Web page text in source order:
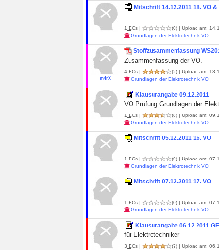
Mitschrift 14.12.2011 18. VO &
1 ECs | (0) | Upload am:
Grundlagen der Elektrotechnik VO
m4rX
Stoffzusammenfassung
Zusammenfassung der VO.
4 ECs | (2) | Upload am:
Grundlagen der Elektrotechnik VO
Klausurangabe 09.12.2011
VO Prüfung Grundlagen der
1 ECs | (8) | Upload am:
Grundlagen der Elektrotechnik VO
Mitschrift 05.12.2011 16. VO
1 ECs | (0) | Upload am:
Grundlagen der Elektrotechnik VO
Mitschrift 07.12.2011 17. VO
1 ECs | (0) | Upload am:
Grundlagen der Elektrotechnik VO
Klausurangabe 06.12.2011
für Elektrotechniker
3 ECs | (7) | Upload am: